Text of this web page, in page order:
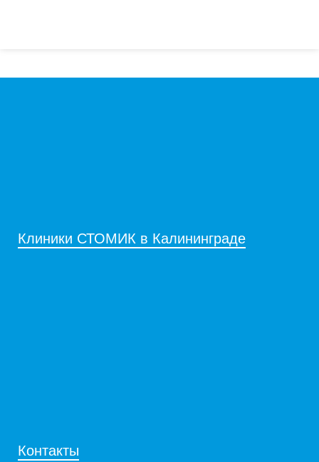
Клиники СТОМИК в Калининграде
Контакты